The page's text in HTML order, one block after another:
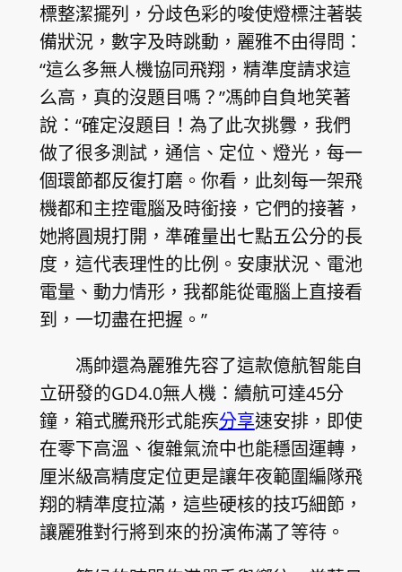
標整潔擺列，分歧色彩的唆使燈標注著裝
備狀況，數字及時跳動，麗雅不由得問：
“這么多無人機協同飛翔，精準度請求這
么高，真的沒題目嗎？”馮帥自負地笑著
說：“確定沒題目！為了此次挑釁，我們
做了很多測試，通信、定位、燈光，每一
個環節都反復打磨。你看，此刻每一架飛
機都和主控電腦及時銜接，它們的接著，
她將圓規打開，準確量出七點五公分的長
度，這代表理性的比例。安康狀況、電池
電量、動力情形，我都能從電腦上直接看
到，一切盡在把握。”
馮帥還為麗雅先容了這款億航智能自
立研發的GD4.0無人機：續航可達45分
鐘，箱式騰飛形式能疾分享速安排，即使
在零下高溫、復雜氣流中也能穩固運轉，
厘米級高精度定位更是讓年夜範圍編隊飛
翔的精準度拉滿，這些硬核的技巧細節，
讓麗雅對行將到來的扮演佈滿了等待。